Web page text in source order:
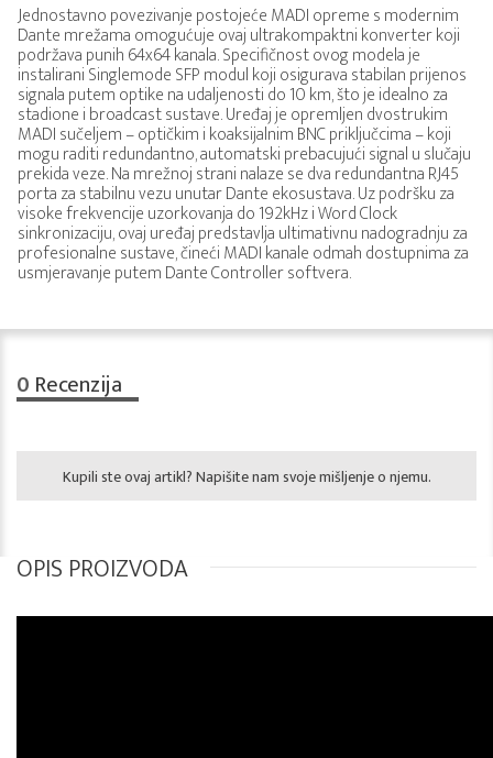
Jednostavno povezivanje postojeće MADI opreme s modernim
Dante mrežama omogućuje ovaj ultrakompaktni konverter koji
podržava punih 64x64 kanala. Specifičnost ovog modela je
instalirani Singlemode SFP modul koji osigurava stabilan prijenos
signala putem optike na udaljenosti do 10 km, što je idealno za
stadione i broadcast sustave. Uređaj je opremljen dvostrukim
MADI sučeljem – optičkim i koaksijalnim BNC priključcima – koji
mogu raditi redundantno, automatski prebacujući signal u slučaju
prekida veze. Na mrežnoj strani nalaze se dva redundantna RJ45
porta za stabilnu vezu unutar Dante ekosustava. Uz podršku za
visoke frekvencije uzorkovanja do 192kHz i Word Clock
sinkronizaciju, ovaj uređaj predstavlja ultimativnu nadogradnju za
profesionalne sustave, čineći MADI kanale odmah dostupnima za
usmjeravanje putem Dante Controller softvera.
0 Recenzija
Kupili ste ovaj artikl? Napišite nam svoje mišljenje o njemu.
OPIS PROIZVODA